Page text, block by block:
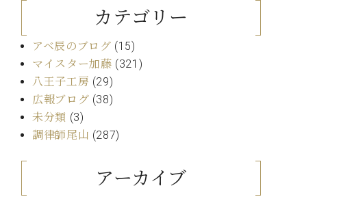
カテゴリー
アベ辰のブログ (15)
マイスター加藤 (321)
八王子工房 (29)
広報ブログ (38)
未分類 (3)
調律師尾山 (287)
アーカイブ